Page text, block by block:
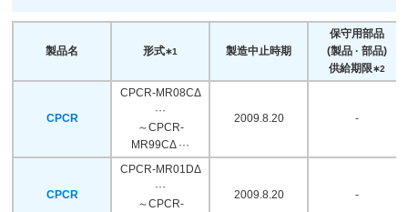
製品名 形式∗1 製造中止時期
保守用部品
(製品 · 部品)
供給期限∗2
CPCR
CPCR-MR08CΔ
···
～CPCR-
MR99CΔ ···
2009.8.20 -
CPCR
CPCR-MR01DΔ
···
～CPCR-
2009.8.20 -